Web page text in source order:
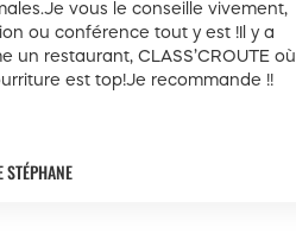
vous le conseille vivement,
ou conférence tout y est !Il y a
un restaurant, CLASS’CROUTE où
est top!Je recommande !!
STÉPHANE